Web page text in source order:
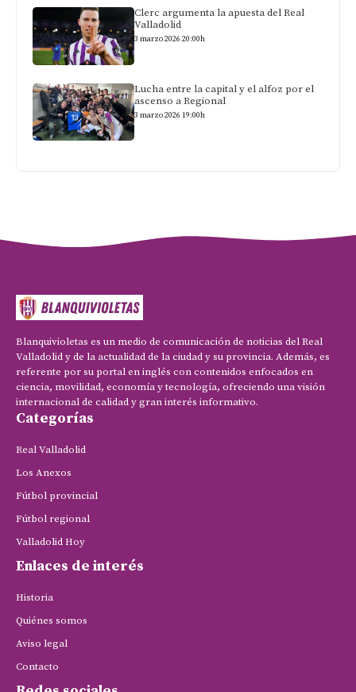
Clerc argumenta la apuesta del Real
Valladolid
3 marzo 2026 20:00h
Lucha entre la capital y el alfoz por el
ascenso a Regional
3 marzo 2026 19:00h
Blanquivioletas es un medio de comunicación de noticias del Real
Valladolid y de la actualidad de la ciudad y su provincia. Además, es
referente por su portal en inglés con contenidos enfocados en
ciencia, movilidad, economía y tecnología, ofreciendo una visión
internacional de calidad y gran interés informativo.
Categorías
Real Valladolid
Los Anexos
Fútbol provincial
Fútbol regional
Valladolid Hoy
Enlaces de interés
Historia
Quiénes somos
Aviso legal
Contacto